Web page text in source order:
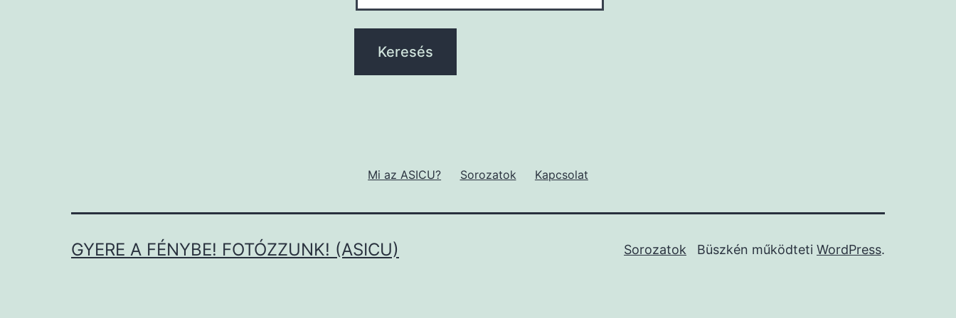
Mi az ASICU? Sorozatok Kapcsolat
GYERE A FÉNYBE! FOTÓZZUNK! (ASICU) Sorozatok Büszkén működteti WordPress.